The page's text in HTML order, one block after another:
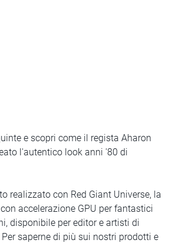
e scopri come il regista Aharon
l'autentico look anni '80 di
realizzato con Red Giant Universe, la
accelerazione GPU per fantastici
disponibile per editor e artisti di
saperne di più sui nostri prodotti e